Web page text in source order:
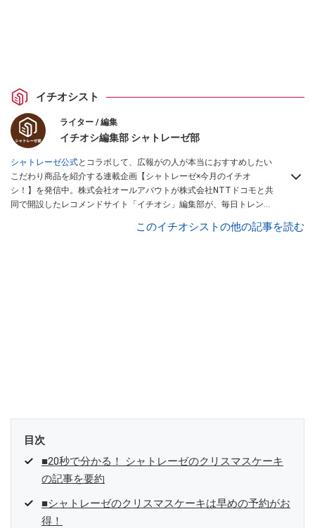
イチオシスト
ライター / 編集
イチオシ編集部 シャトレーゼ部
シャトレーゼ公式とコラボして、広報がの人が本当におすすめしたい
こだわり商品を紹介する連載企画【シャトレーゼ×今月のイチオ
シ！】を発信中。株式会社オールアバウトが株式会社NTTドコモと共
同で開設したレコメンドサイト「イチオシ」編集部が、毎日トレンド
このイチオシストの他の記事を読む
目次
■20秒で分かる！ シャトレーゼのクリスマスケーキ
の記事を要約
■シャトレーゼのクリスマスケーキは早めの予約がお
得！